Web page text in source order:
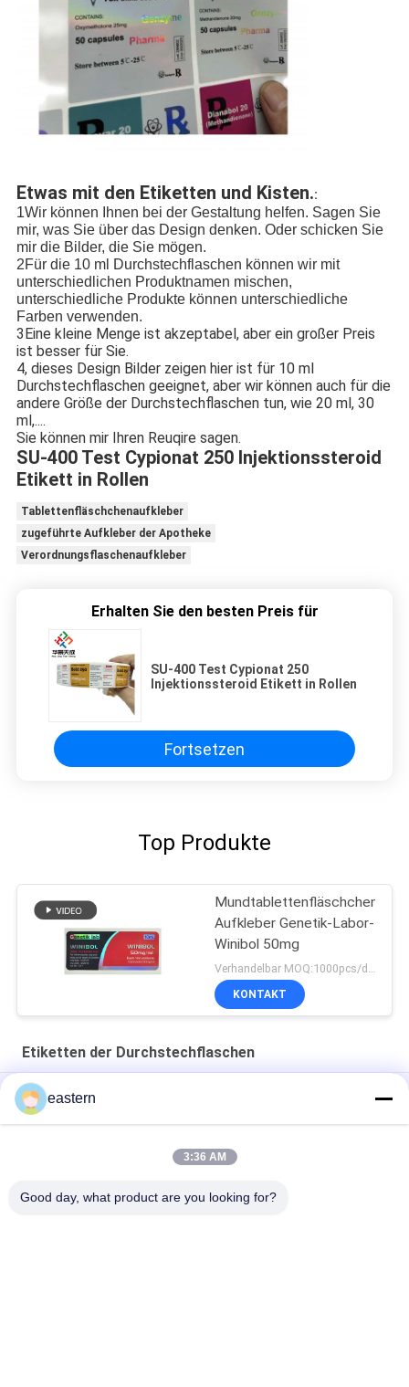
Etwas mit den Etiketten und Kisten.:
1Wir können Ihnen bei der Gestaltung helfen. Sagen Sie
mir, was Sie über das Design denken. Oder schicken Sie
mir die Bilder, die Sie mögen.
2Für die 10 ml Durchstechflaschen können wir mit
unterschiedlichen Produktnamen mischen,
unterschiedliche Produkte können unterschiedliche
Farben verwenden.
3Eine kleine Menge ist akzeptabel, aber ein großer Preis
ist besser für Sie.
4, dieses Design Bilder zeigen hier ist für 10 ml
Durchstechflaschen geeignet, aber wir können auch für die
andere Größe der Durchstechflaschen tun, wie 20 ml, 30
ml,....
Sie können mir Ihren Reuqire sagen.
SU-400 Test Cypionat 250 Injektionssteroid
Etikett in Rollen
Tablettenfläschchenaufkleber
zugeführte Aufkleber der Apotheke
Verordnungsflaschenaufkleber
Erhalten Sie den besten Preis für
SU-400 Test Cypionat 250
Injektionssteroid Etikett in Rollen
Fortsetzen
Top Produkte
Mundtablettenfläschchen-
Aufkleber Genetik-Labor-
Winibol 50mg
Verhandelbar MOQ:1000pcs/design
KONTAKT
Etiketten der Durchstechflaschen
Cialis Tadalafil 100mg für orale Anwendung Etiketten
SS-31 Festklebstoffetiketten Peptidflaschenetiketten
Biomex-Laborarchiv-aufbauende kundengebundene Aufkleber
eastern
3:36 AM
Good day, what product are you looking for?